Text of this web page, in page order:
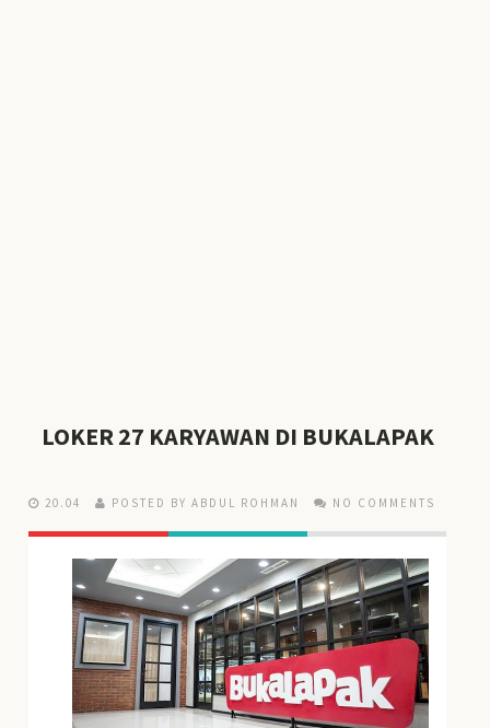
LOKER 27 KARYAWAN DI BUKALAPAK
20.04 POSTED BY ABDUL ROHMAN NO COMMENTS